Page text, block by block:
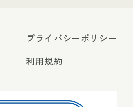
プライバシーポリシー
利用規約